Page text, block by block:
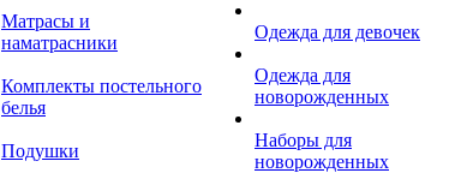
Матрасы и
наматрасники
Комплекты постельного
белья
Подушки
Одежда для девочек
Одежда для
новорожденных
Наборы для
новорожденных